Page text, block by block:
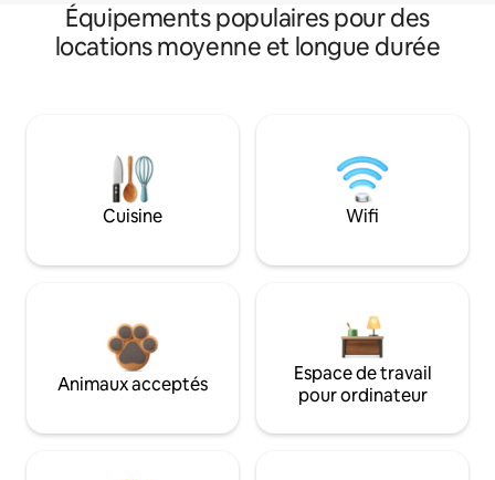
Équipements populaires pour des
locations moyenne et longue durée
Cuisine Wifi
Animaux acceptés
Espace de travail
pour ordinateur